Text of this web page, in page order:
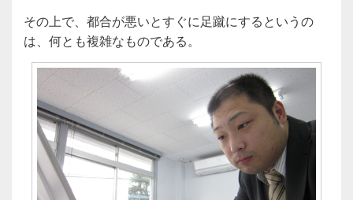
その上で、都合が悪いとすぐに足蹴にするというの
は、何とも複雑なものである。